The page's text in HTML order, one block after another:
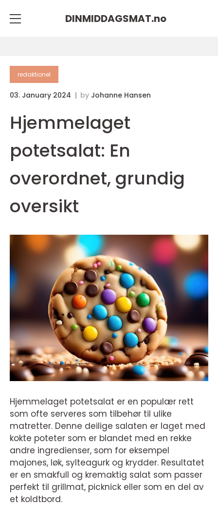
DINMIDDAGSMAT.no
redaktionel
03. January 2024 by Johanne Hansen
Hjemmelaget
potetsalat: En
overordnet, grundig
oversikt
Hjemmelaget potetsalat er en populær rett
som ofte serveres som tilbehør til ulike
matretter. Denne deilige salaten er laget med
kokte poteter som er blandet med en rekke
andre ingredienser, som for eksempel
majones, løk, sylteagurk og krydder. Resultatet
er en smakfull og kremaktig salat som passer
perfekt til grillmat, picknick eller som en del av
et koldtbord.